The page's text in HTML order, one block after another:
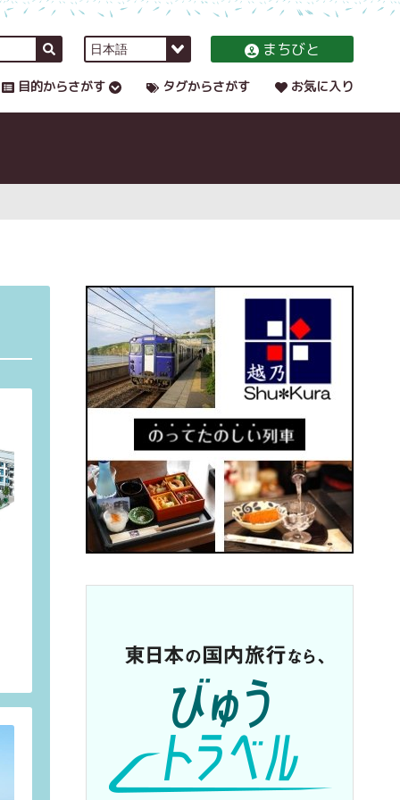
まちびと
目的からさがす タグからさがす お気に入り